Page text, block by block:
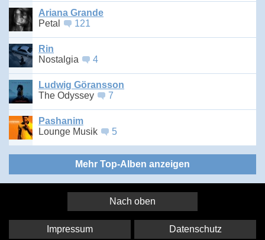
Ariana Grande
Petal
121
Rin
Nostalgia
4
Ludwig Göransson
The Odyssey
7
Pashanim
Lounge Musik
5
Mehr Top-Alben anzeigen
Nach oben
Impressum Datenschutz